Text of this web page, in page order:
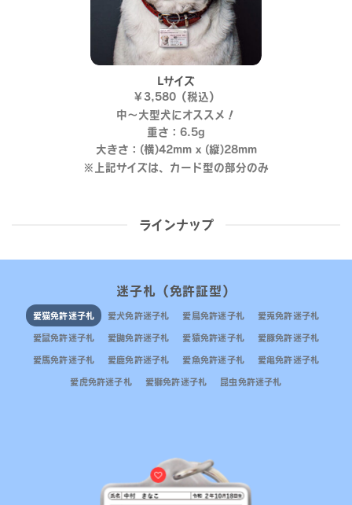
Lサイズ
￥3,580（税込）
中～大型犬にオススメ！
重さ：6.5g
大きさ：(横)42mm x (縦)28mm
※上記サイズは、カード型の部分のみ
ラインナップ
迷子札（免許証型）
愛猫免許迷子札 愛犬免許迷子札 愛鳥免許迷子札
愛兎免許迷子札
愛鼠免許迷子札
愛鼬免許迷子札 愛猿免許迷子札
愛豚免許迷子札
愛馬免許迷子札
愛鹿免許迷子札 愛魚免許迷子札
愛亀免許迷子札
愛虎免許迷子札
愛獅免許迷子札 昆虫免許迷子札